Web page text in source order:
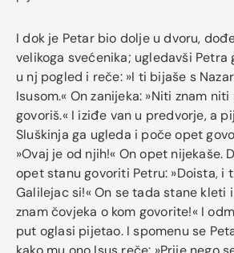
I dok je Petar bio dolje u dvoru,
velikoga svećenika; ugledavši Petra
u nj pogled i reče: »I ti bijaše s
Isusom.« On zanijeka: »Niti znam
govoriš.« I iziđe van u predvorje, a
Sluškinja ga ugleda i poče opet
»Ovaj je od njih!« On opet nijekaše.
opet stanu govoriti Petru: »Doista, i
Galilejac si!« On se tada stane kleti
znam čovjeka o kom govorite!« I
put oglasi pijetao. I spomenu se